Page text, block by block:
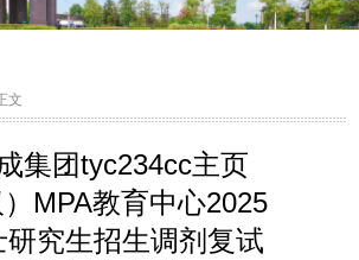
文
集团tyc234cc主页
）MPA教育中心2025
研究生招生调剂复试